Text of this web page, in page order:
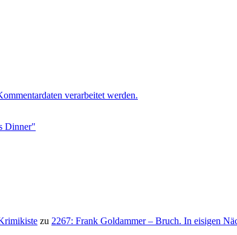
verarbeitet werden.
Dinner"
zu 2267: Frank Goldammer – Bruch. In eisigen